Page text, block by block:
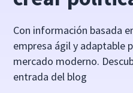
Con información basada
empresa ágil y adaptable
mercado moderno.
entrada del blog